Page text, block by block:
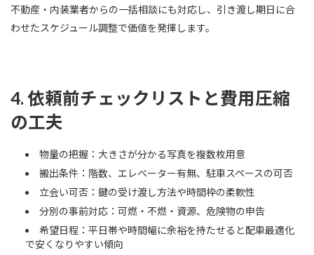
不動産・内装業者からの一括相談にも対応し、引き渡し期日に合
わせたスケジュール調整で価値を発揮します。
4. 依頼前チェックリストと費用圧縮
の工夫
物量の把握：大きさが分かる写真を複数枚用意
搬出条件：階数、エレベーター有無、駐車スペースの可否
立会い可否：鍵の受け渡し方法や時間枠の柔軟性
分別の事前対応：可燃・不燃・資源、危険物の申告
希望日程：平日帯や時間幅に余裕を持たせると配車最適化
で安くなりやすい傾向